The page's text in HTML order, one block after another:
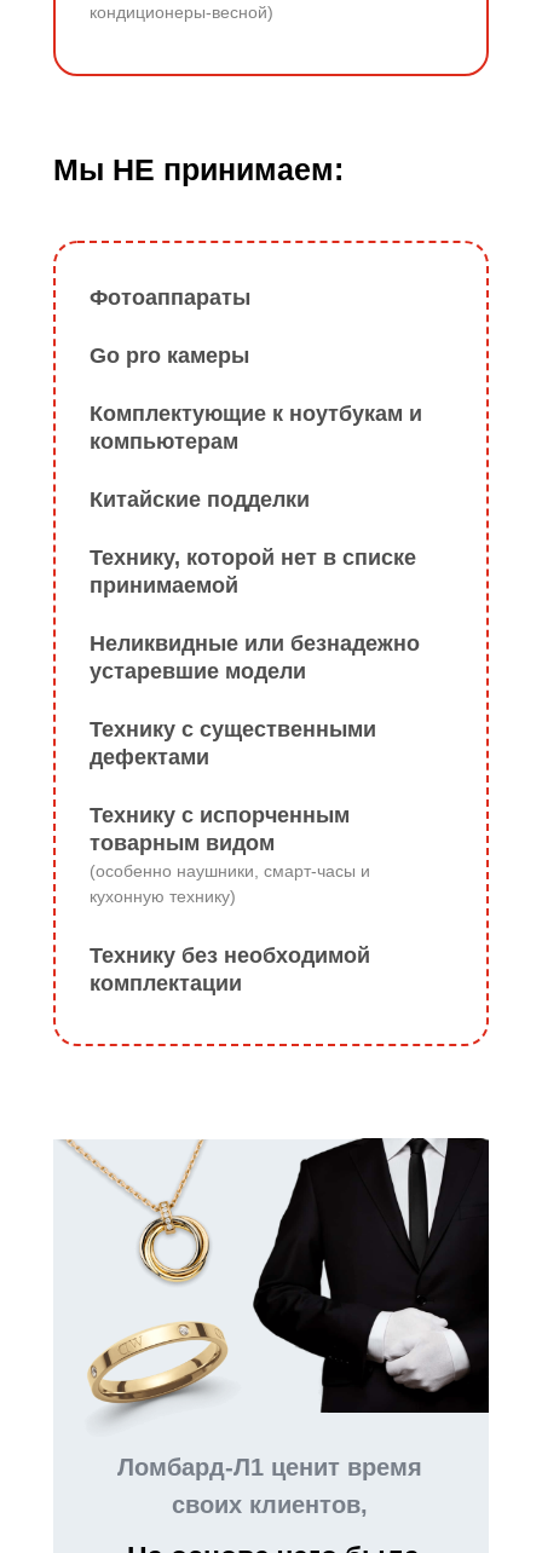
кондиционеры-весной)
Комплектующие к ноутбукам и
компьютерам
Технику, которой нет в списке
принимаемой
Неликвидные или безнадежно
устаревшие модели
Технику без необходимой
комплектации
Технику с существенными
дефектами
Технику с испорченным
товарным видом
(особенно наушники, смарт-часы и
кухонную технику)
Фотоаппараты
Китайские подделки
Go pro камеры
Мы НЕ принимаем:
Ломбард-Л1 ценит время
своих клиентов,